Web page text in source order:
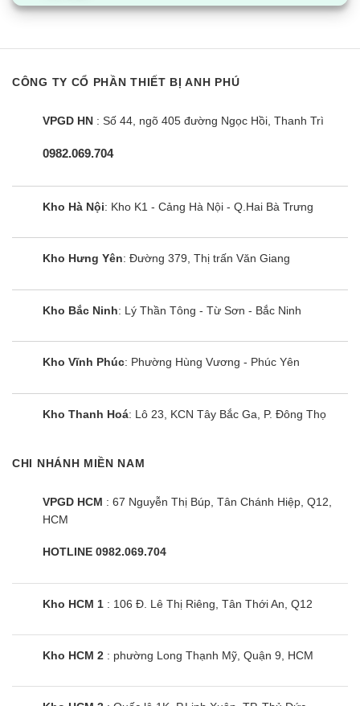
Bình nóng lạnh Ariston AN2 15 LUX-
Bình nóng lạnh Ariston SLIM3 20
CÔNG TY CỔ PHẦN THIẾT BỊ ANH PHÚ
VPGD HN : Số 44, ngõ 405 đường Ngọc Hồi, Thanh Trì
0982.069.704
Kho Hà Nội: Kho K1 - Cảng Hà Nội - Q.Hai Bà Trưng
Kho Hưng Yên: Đường 379, Thị trấn Văn Giang
Kho Bắc Ninh: Lý Thần Tông - Từ Sơn - Bắc Ninh
Kho Vĩnh Phúc: Phường Hùng Vương - Phúc Yên
Kho Thanh Hoá: Lô 23, KCN Tây Bắc Ga, P. Đông Thọ
CHI NHÁNH MIỀN NAM
VPGD HCM : 67 Nguyễn Thị Búp, Tân Chánh Hiệp, Q12,
HCM
HOTLINE 0982.069.704
Kho HCM 1 : 106 Đ. Lê Thị Riêng, Tân Thới An, Q12
Kho HCM 2 : phường Long Thạnh Mỹ, Quận 9, HCM